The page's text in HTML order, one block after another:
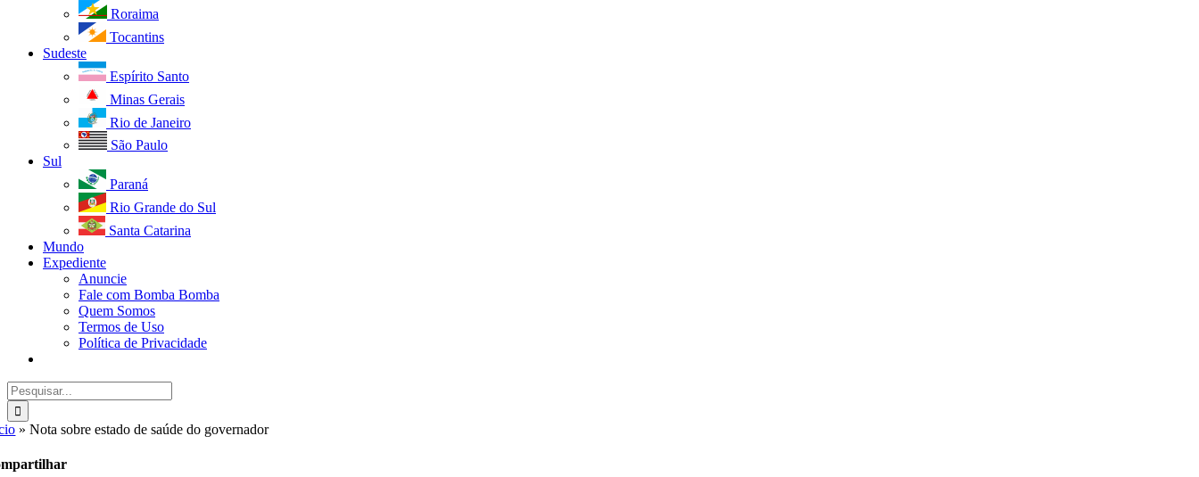
Roraima
Tocantins
Sudeste
Espírito Santo
Minas Gerais
Rio de Janeiro
São Paulo
Sul
Paraná
Rio Grande do Sul
Santa Catarina
Mundo
Expediente
Anuncie
Fale com Bomba Bomba
Quem Somos
Termos de Uso
Política de Privacidade
Buscar
resultados
para:
»Nota sobre estado de saúde do governador